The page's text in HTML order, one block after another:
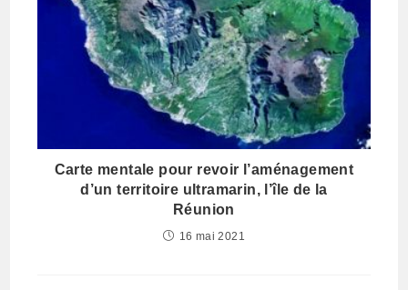
Carte mentale pour revoir l’aménagement
d’un territoire ultramarin, l’île de la
Réunion
16 mai 2021